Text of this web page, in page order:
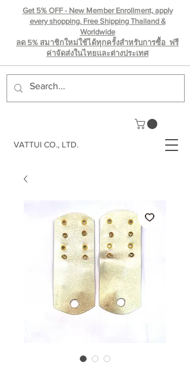
VATTUI CO., LTD.
Get 5% OFF - New Member Enrollment, apply
every shopping. Free Shipping Thailand &
Worldwide
ลด 5% สมาชิกใหม่ใช้ได้ทุกครั้งสำหรับการซื้อ ฟรี
ค่าจัดส่งในไทยเเละต่างประเทศ